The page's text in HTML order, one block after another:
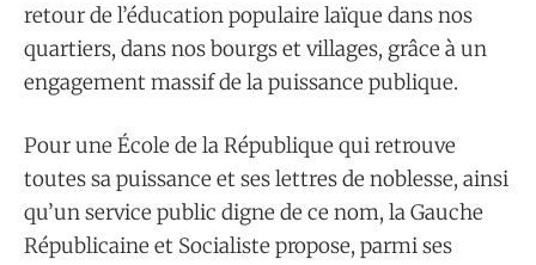
retour de l’éducation populaire laïque dans nos
quartiers, dans nos bourgs et villages, grâce à un
engagement massif de la puissance publique.
Pour une École de la République qui retrouve
toutes sa puissance et ses lettres de noblesse, ainsi
qu’un service public digne de ce nom, la Gauche
Républicaine et Socialiste propose, parmi ses